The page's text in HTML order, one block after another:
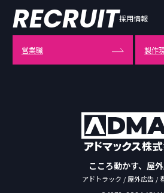
こころ動かす、屋
アドトラック / 屋外広告 /
RECRUIT採用情報
営業職 製作